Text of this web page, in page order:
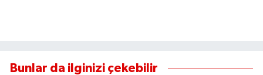
Bunlar da ilginizi çekebilir